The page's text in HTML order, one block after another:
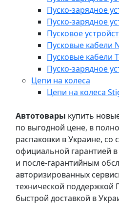
Пуско-зарядное
Пуско-зарядное
Пусковое
Пусковые кабели
Пусковые кабели
Пуско-зарядное
Цепи на колеса
Цепи на колеса
Автотовары купить
по выгодной цене, в
распаковки в Украине, со
официальной гарантией
и после-гарантийным
авторизированных
технической поддержкой
быстрой доставкой в